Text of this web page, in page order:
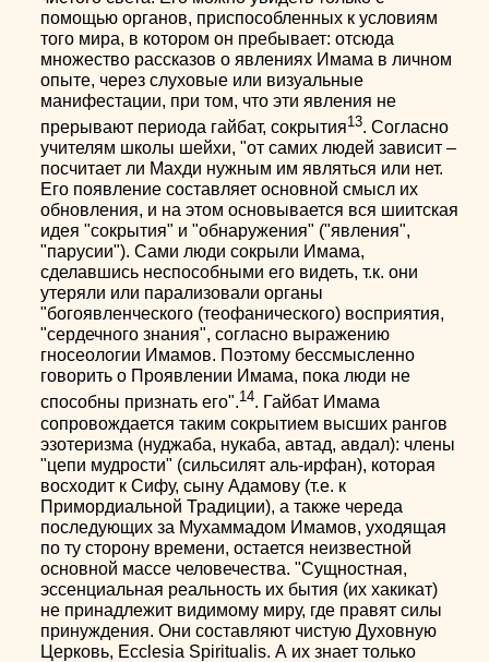
помощью органов, приспособленных к условиям
того мира, в котором он пребывает: отсюда
множество рассказов о явлениях Имама в личном
опыте, через слуховые или визуальные
манифестации, при том, что эти явления не
прерывают периода гайбат, сокрытия13. Согласно
учителям школы шейхи, "от самих людей зависит –
посчитает ли Махди нужным им являться или нет.
Его появление составляет основной смысл их
обновления, и на этом основывается вся шиитская
идея "сокрытия" и "обнаружения" ("явления",
"парусии"). Сами люди сокрыли Имама,
сделавшись неспособными его видеть, т.к. они
утеряли или парализовали органы
"богоявленческого (теофанического) восприятия,
"сердечного знания", согласно выражению
гносеологии Имамов. Поэтому бессмысленно
говорить о Проявлении Имама, пока люди не
способны признать его".14. Гайбат Имама
сопровождается таким сокрытием высших рангов
эзотеризма (нуджаба, нукаба, автад, авдал): члены
"цепи мудрости" (сильсилят аль-ирфан), которая
восходит к Сифу, сыну Адамову (т.е. к
Примордиальной Традиции), а также череда
последующих за Мухаммадом Имамов, уходящая
по ту сторону времени, остается неизвестной
основной массе человечества. "Сущностная,
эссенциальная реальность их бытия (их хакикат)
не принадлежит видимому миру, где правят силы
принуждения. Они составляют чистую Духовную
Церковь, Ecclesia Spiritualis. А их знает только